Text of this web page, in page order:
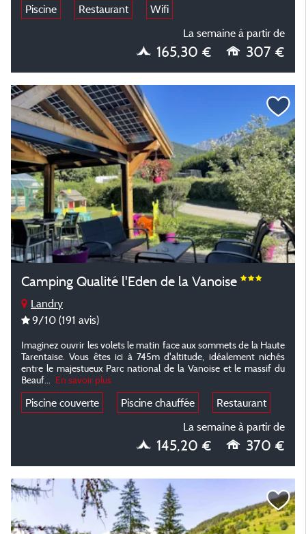
Piscine Restaurant
Wifi
La semaine à partir de
165,30 € 307 €
Camping Qualité l'Eden de la Vanoise
Landry
9/10 (191 avis)
Imaginez ouvrir les volets le matin face aux sommets de la Haute
Tarentaise. Vous êtes ici à 745m d'altitude, idéalement nichés
entre le majestueux Parc national de la Vanoise et le massif du
Beauf
En savoir plus
Piscine couverte Piscine chauffée
Restaurant
La semaine à partir de
145,20 € 370 €